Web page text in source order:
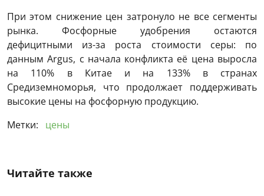
При этом снижение цен затронуло не все сегменты
рынка. Фосфорные удобрения остаются
дефицитными из-за роста стоимости серы: по
данным Argus, с начала конфликта её цена выросла
на 110% в Китае и на 133% в странах
Средиземноморья, что продолжает поддерживать
высокие цены на фосфорную продукцию.
Метки:
цены
Читайте также